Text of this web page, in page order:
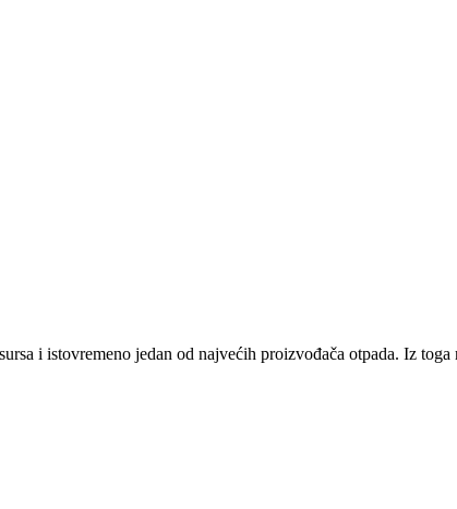
i istovremeno jedan od najvećih proizvođača otpada. Iz